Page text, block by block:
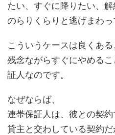
たい、すぐに降りたい、
のらりくらりと逃げまわっ
こういうケースは良くある
残念ながらすぐにやめる
証人なのです。
なぜならば、
連帯保証人は、彼との契約
貸主と交わしている契約だ